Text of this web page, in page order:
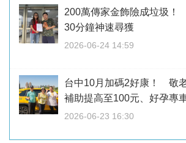
200萬傳家金飾險成垃圾！
30分鐘神速尋獲
2026-06-24 14:59
台中10月加碼2好康！ 敬
補助提高至100元、好孕專
2026-06-23 16:30